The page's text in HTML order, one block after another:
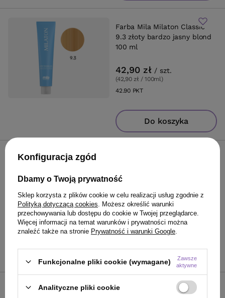
Farba Mila Milaton Classic
9.3 złoty bardzo jasny blond
100 ml
42,90 zł / szt.
(42,90 zł / 100ml)
42.90PKTpunktów
Do koszyka
bardzo jasny blond 100 ml
42,90 zł / szt.
(42,90 zł / 100ml)
42.90 PKTpunktów
Pigment Mila Milaton Classic
Konfiguracja zgód
Dbamy o Twoją prywatność
Sklep korzysta z plików cookie w celu realizacji usług zgodnie z
Polityką dotyczącą cookies . Możesz określić warunki
przechowywania lub dostępu do cookie w Twojej przeglądarce.
Więcej informacji na temat warunków i prywatności można
znaleźć także na stronie Prywatność i warunki Google
Funkcjonalne pliki cookie (wymagane)
Zawsze
aktywne
Analityczne pliki cookie